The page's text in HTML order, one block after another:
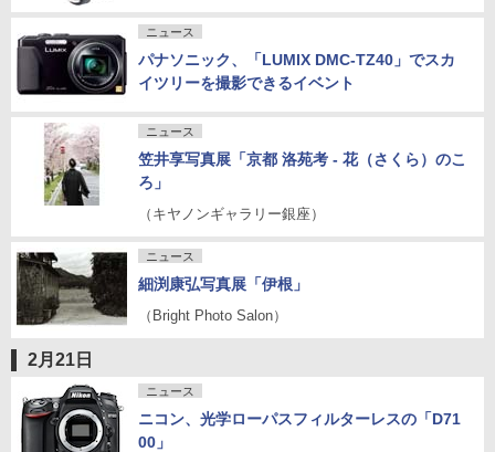
ニュース
パナソニック、「LUMIX DMC-TZ40」でスカ
イツリーを撮影できるイベント
ニュース
笠井享写真展「京都 洛苑考 - 花（さくら）のこ
ろ」
（キヤノンギャラリー銀座）
ニュース
細渕康弘写真展「伊根」
（Bright Photo Salon）
2月21日
ニュース
ニコン、光学ローパスフィルターレスの「D71
00」